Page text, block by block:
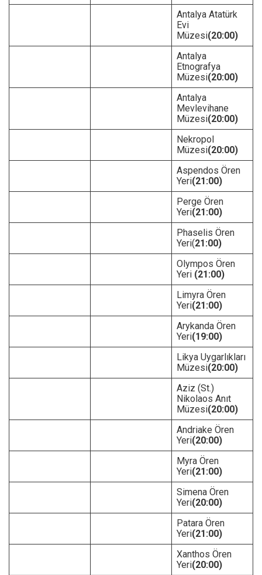
Antalya Atatürk
Evi
Müzesi(20:00)
Antalya
Etnografya
Müzesi(20:00)
Antalya
Mevlevihane
Müzesi(20:00)
Nekropol
Müzesi(20:00)
Aspendos Ören
Yeri(21:00)
Perge Ören
Yeri(21:00)
Phaselis Ören
Yeri(21:00)
Olympos Ören
Yeri (21:00)
Limyra Ören
Yeri(21:00)
Arykanda Ören
Yeri(19:00)
Likya Uygarlıkları
Müzesi(20:00)
Aziz (St.)
Nikolaos Anıt
Müzesi(20:00)
Andriake Ören
Yeri(20:00)
Myra Ören
Yeri(21:00)
Simena Ören
Yeri(20:00)
Patara Ören
Yeri(21:00)
Xanthos Ören
Yeri(20:00)